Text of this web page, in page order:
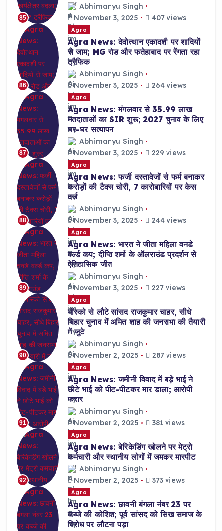
85
Abhimanyu Singh
November 3, 2025
407 views
86
Agra
Agra News: देवोत्थान एकादशी पर शादियों
से जाम; MG रोड और फतेहाबाद पर रेंगता रहा
ट्रैफिक
Abhimanyu Singh
November 3, 2025
264 views
87
Agra
Agra News: मंगलवार से 35.99 लाख
मतदाताओं का SIR शुरू; 2027 चुनाव के लिए
घर-घर सत्यापन
Abhimanyu Singh
November 3, 2025
229 views
88
Agra
Agra News: फर्जी दस्तावेजों से फर्म बनाकर
करोड़ों की टैक्स चोरी, 7 कारोबारियों पर केस
दर्ज
Abhimanyu Singh
November 3, 2025
244 views
89
Agra
Agra News: भारत ने जीता महिला वनडे
वर्ल्ड कप; दीप्ति शर्मा के ऑलराउंड प्रदर्शन से
ऐतिहासिक जीत
Abhimanyu Singh
November 3, 2025
227 views
90
Agra
मॉस्को से लौटे सांसद राजकुमार चाहर, सीधे
बिहार चुनाव में अमित शाह की जनसभा की तैयारी
में जुटे
Abhimanyu Singh
November 2, 2025
287 views
91
Agra
Agra News: जमीनी विवाद में बड़े भाई ने
छोटे भाई को पीट-पीटकर मार डाला; आरोपी
फरार
Abhimanyu Singh
November 2, 2025
381 views
92
Agra
Agra News: बेरिकेडिंग खोलने पर मेट्रो
कर्मचारी और स्थानीय लोगों में जमकर मारपीट
Abhimanyu Singh
November 2, 2025
373 views
Agra
Agra News: छावनी बंगला नंबर 23 पर
कब्जे की कोशिश; पूर्व सांसद को सिख समाज के
विरोध पर लौटना पड़ा